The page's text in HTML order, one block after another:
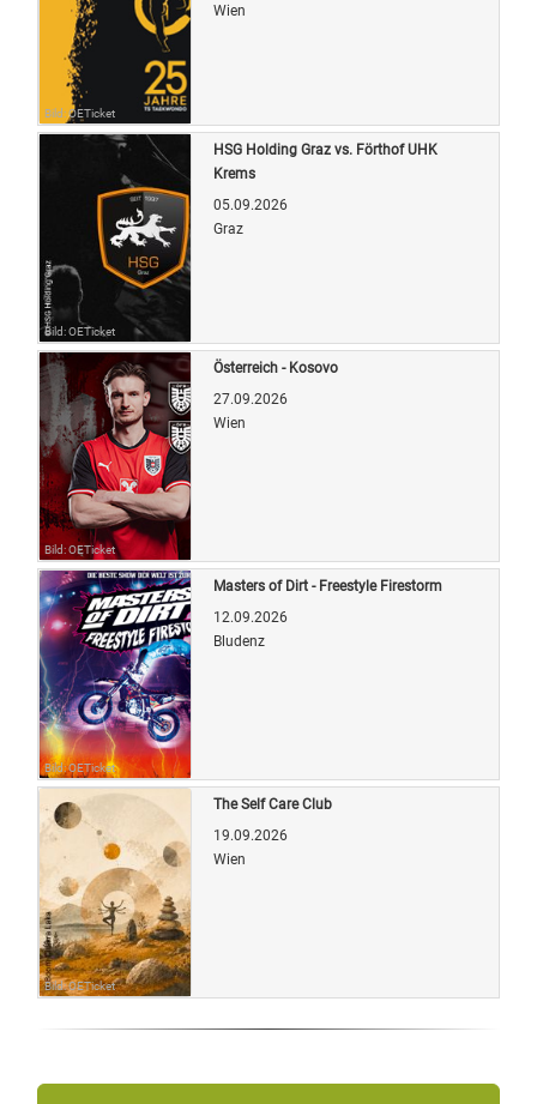
Bild: OETicket
Wien
Bild: OETicket
HSG Holding Graz vs. Förthof UHK
Krems
05.09.2026
Graz
Bild: OETicket
Österreich - Kosovo
27.09.2026
Wien
Bild: OETicket
Masters of Dirt - Freestyle Firestorm
12.09.2026
Bludenz
Bild: OETicket
The Self Care Club
19.09.2026
Wien